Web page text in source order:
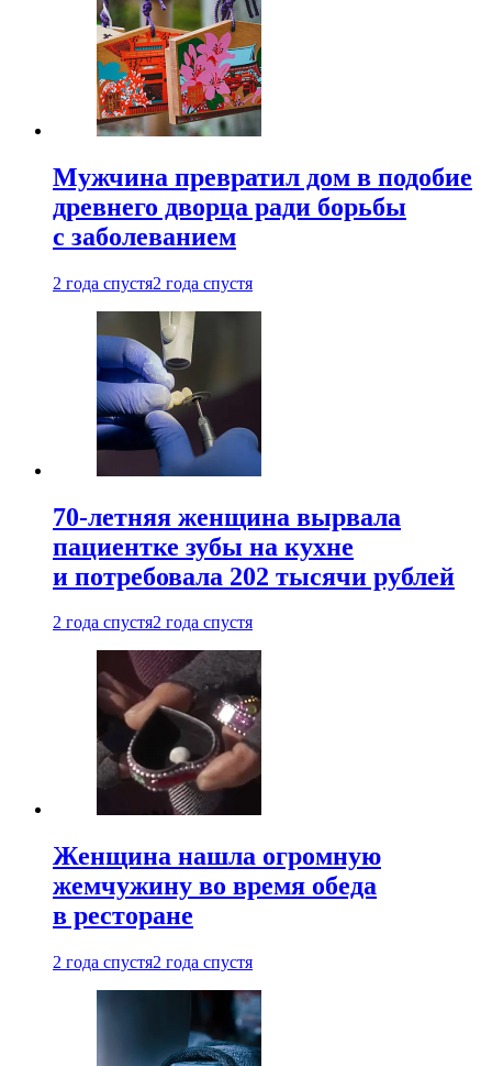
Мужчина превратил дом в подобие
древнего дворца ради борьбы
с заболеванием
2 года спустя2 года спустя
70-летняя женщина вырвала
пациентке зубы на кухне
и потребовала 202 тысячи рублей
2 года спустя2 года спустя
Женщина нашла огромную
жемчужину во время обеда
в ресторане
2 года спустя2 года спустя